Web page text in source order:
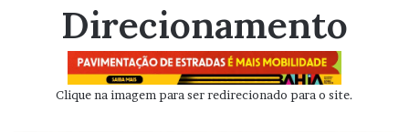
Direcionamento
Clique na imagem para ser redirecionado para o site.